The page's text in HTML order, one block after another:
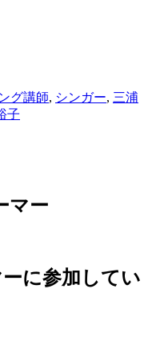
グ講師, シンガー, 三浦
子
マー
に参加してい